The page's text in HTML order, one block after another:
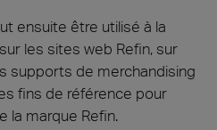
ensuite être utilisé à la
les sites web Refin, sur
supports de merchandising
fins de référence pour
la marque Refin.